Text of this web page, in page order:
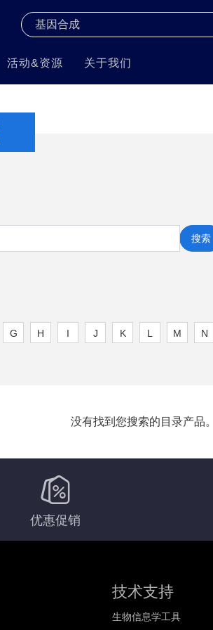
活动&资源 关于我们
搜索
G H I J K L M N
没有找到您搜索的目录产品
优惠促销
技术支持
生物信息学工具